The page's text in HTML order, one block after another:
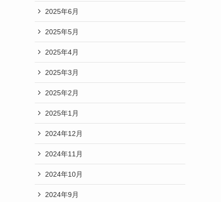
2025年6月
2025年5月
2025年4月
2025年3月
2025年2月
2025年1月
2024年12月
2024年11月
2024年10月
2024年9月